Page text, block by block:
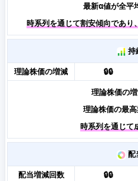
最新α値が全平
時系列を通じて割安傾向であり
持
理論株価の増減
🔒🔒
理論株価の
理論株価の最
時系列を通じて
配
配当増減回数
🔒🔒